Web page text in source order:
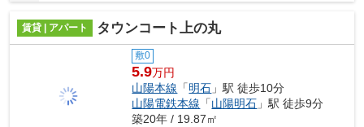
賃貸 | アパート タウンコート上の丸
敷0
5.9万円
山陽本線 「明石 」駅 徒歩10分
山陽電鉄本線 「山陽明石 」駅 徒歩9分
築20年 / 19.87㎡